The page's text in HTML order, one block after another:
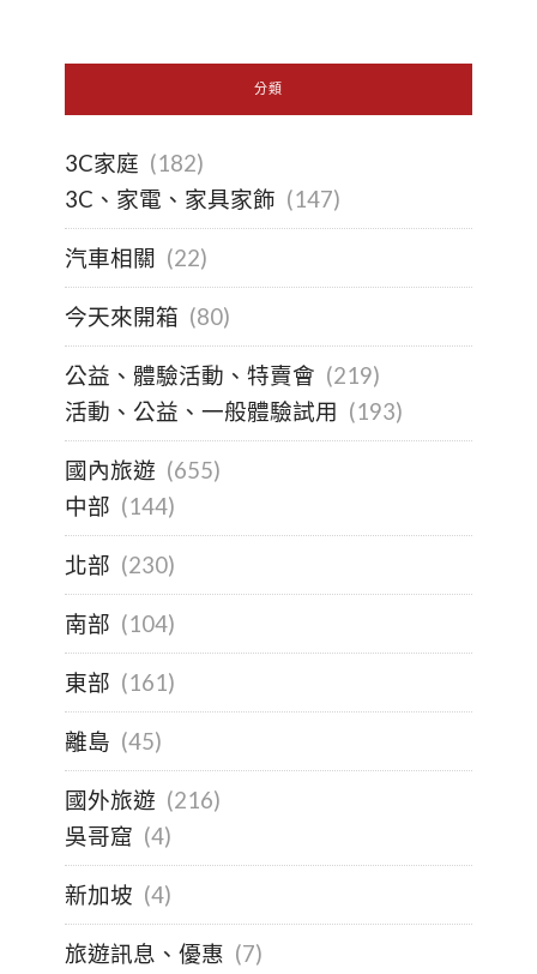
分類
3C家庭 (182)
3C、家電、家具家飾 (147)
汽車相關 (22)
今天來開箱 (80)
公益、體驗活動、特賣會 (219)
活動、公益、一般體驗試用 (193)
國內旅遊 (655)
中部 (144)
北部 (230)
南部 (104)
東部 (161)
離島 (45)
國外旅遊 (216)
吳哥窟 (4)
新加坡 (4)
旅遊訊息、優惠 (7)